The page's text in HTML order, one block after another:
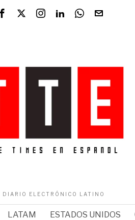
DIARIO ELECTRÓNICO LATINO
LATAM ESTADOS UNIDOS